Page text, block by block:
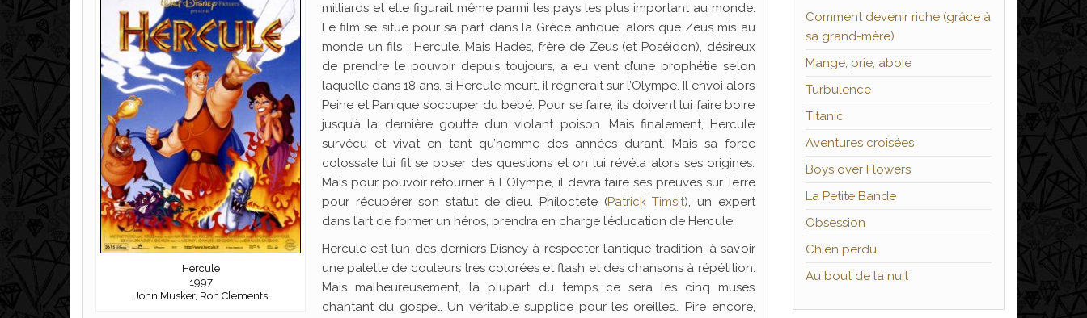
Hercule
1997
John Musker, Ron Clements
milliards et elle figurait même parmi les pays les plus important au monde.
Le film se situe pour sa part dans la Grèce antique, alors que Zeus mis au
monde un fils : Hercule. Mais Hadès, frère de Zeus (et Poséidon), désireux
de prendre le pouvoir depuis toujours, a eu vent d’une prophétie selon
laquelle dans 18 ans, si Hercule meurt, il régnerait sur l’Olympe. Il envoi alors
Peine et Panique s’occuper du bébé. Pour se faire, ils doivent lui faire boire
jusqu’à la dernière goutte d’un violant poison. Mais finalement, Hercule
survécu et vivat en tant qu’homme des années durant. Mais sa force
colossale lui fit se poser des questions et on lui révéla alors ses origines.
Mais pour pouvoir retourner à L’Olympe, il devra faire ses preuves sur Terre
pour récupérer son statut de dieu. Philoctete (Patrick Timsit), un expert
dans l’art de former un héros, prendra en charge l’éducation de Hercule.
Hercule est l’un des derniers Disney à respecter l’antique tradition, à savoir
une palette de couleurs très colorées et flash et des chansons à répétition.
Mais malheureusement, la plupart du temps ce sera les cinq muses
chantant du gospel. Un véritable supplice pour les oreilles… Pire encore,
Comment devenir riche (grâce à
sa grand-mère)
Mange, prie, aboie
Turbulence
Titanic
Aventures croisées
Boys over Flowers
La Petite Bande
Obsession
Chien perdu
Au bout de la nuit